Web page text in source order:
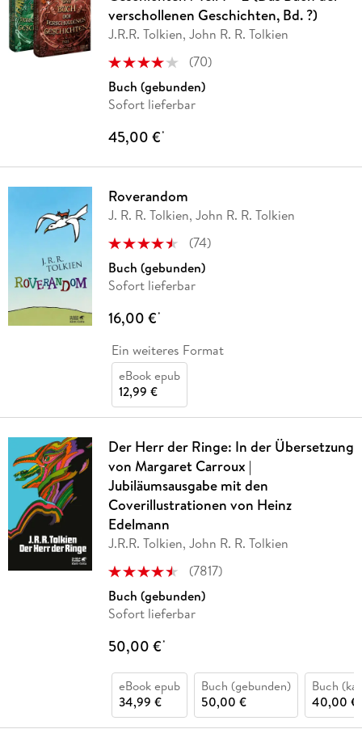
verschollenen Geschichten, Bd. ?)
J.R.R. Tolkien, John R. R. Tolkien
(70)
Buch (gebunden)
Sofort lieferbar
45,00 €*
Roverandom
J. R. R. Tolkien, John R. R. Tolkien
(74)
Buch (gebunden)
Sofort lieferbar
16,00 €*
Ein weiteres Format
eBook epub
12,99 €
Der Herr der Ringe: In der Übersetzung
von Margaret Carroux |
Jubiläumsausgabe mit den
Coverillustrationen von Heinz
Edelmann
J.R.R. Tolkien, John R. R. Tolkien
(7817)
Buch (gebunden)
Sofort lieferbar
50,00 €*
eBook epub
34,99 €
Buch (gebunden)
50,00 €
Buch
40,00 €